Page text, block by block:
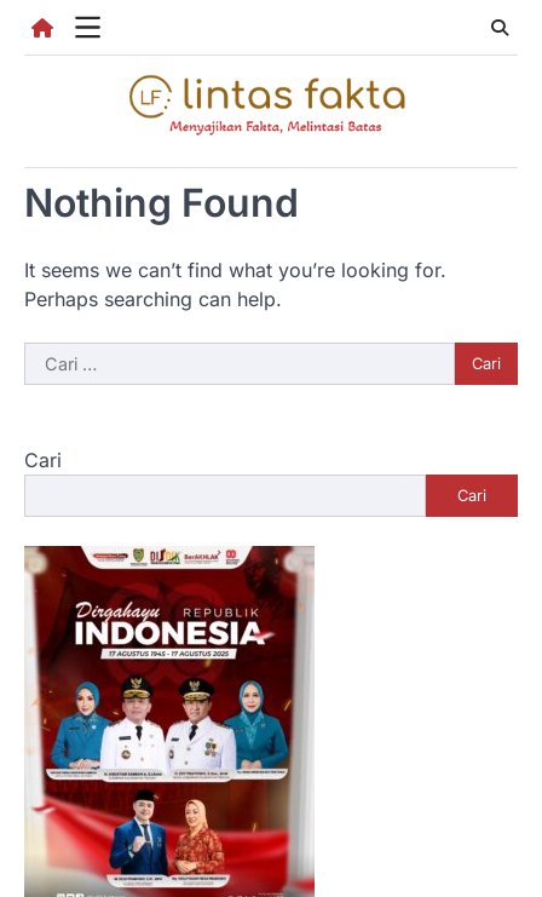
Nothing Found
It seems we can’t find what you’re looking for.
Perhaps searching can help.
Cari
untuk:
Cari
Cari